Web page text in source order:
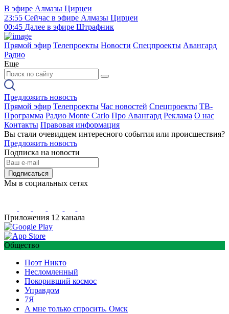
В эфире Алмазы Цирцеи
23:55 Сейчас в эфире Алмазы Цирцеи
00:45 Далее в эфире Штрафник
Прямой эфир Телепроекты Новости Спецпроекты Авангард
Радио
Еще
Предложить новость
Прямой эфир Телепроекты Час новостей Спецпроекты ТВ-
Программа Радио Monte Carlo Про Авангард Реклама О нас
Контакты Правовая информация
Вы стали очевидцем интересного события или происшествия?
Предложить новость
Подписка на новости
Подписаться
Мы в социальных сетях
Приложения 12 канала
Общество
Поэт Никто
Несломленный
Покоривший космос
Управдом
7Я
А мне только спросить. Омск